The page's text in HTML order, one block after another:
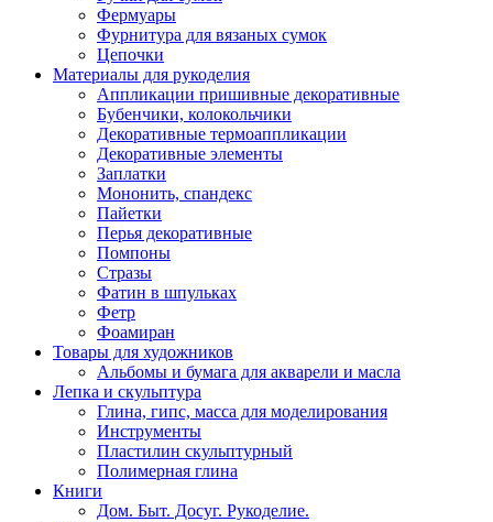
Фермуары
Фурнитура для вязаных сумок
Цепочки
Материалы для рукоделия
Аппликации пришивные декоративные
Бубенчики, колокольчики
Декоративные термоаппликации
Декоративные элементы
Заплатки
Мононить, спандекс
Пайетки
Перья декоративные
Помпоны
Стразы
Фатин в шпульках
Фетр
Фоамиран
Товары для художников
Альбомы и бумага для акварели и масла
Лепка и скульптура
Глина, гипс, масса для моделирования
Инструменты
Пластилин скульптурный
Полимерная глина
Книги
Дом. Быт. Досуг. Рукоделие.